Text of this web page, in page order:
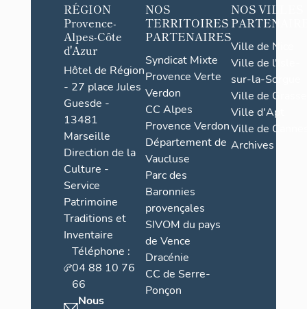
RÉGION
Provence-
Alpes-Côte
d'Azur
Hôtel de Région
- 27 place Jules
Guesde -
13481
Marseille
Direction de la
Culture -
Service
Patrimoine
Traditions et
Inventaire
Téléphone :
04 88 10 76
66
Nous
NOS
TERRITOIRES
PARTENAIRES
Syndicat Mixte
Provence Verte
Verdon
CC Alpes
Provence Verdon
Département de
Vaucluse
Parc des
Baronnies
provençales
SIVOM du pays
de Vence
Dracénie
CC de Serre-
Ponçon
NOS VILLES
Ville de Nice
Ville de l'Isle-
sur-la-Sorgue
Ville de Grasse
Ville d'Apt
Ville de
Archives